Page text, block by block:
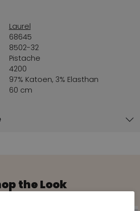
Laurel
68645
8502-32
Pistache
4200
97% Katoen, 3% Elasthan
60 cm
the Look